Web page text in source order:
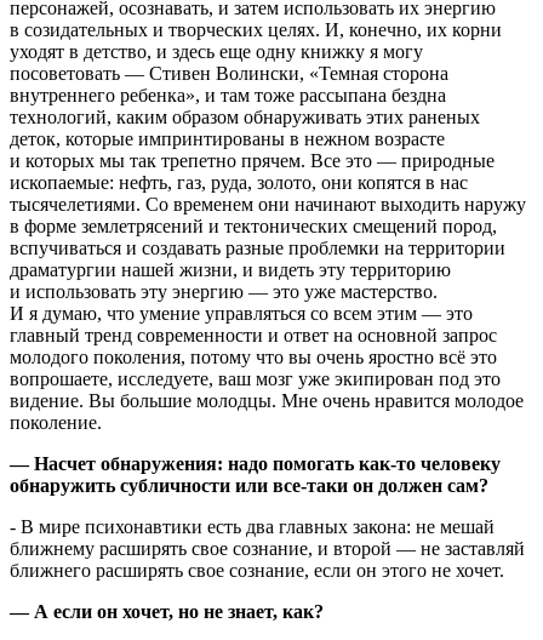
персонажей, осознавать, и затем использовать их энергию
в созидательных и творческих целях. И, конечно, их корни
уходят в детство, и здесь еще одну книжку я могу
посоветовать — Стивен Волински, «Темная сторона
внутреннего ребенка», и там тоже рассыпана бездна
технологий, каким образом обнаруживать этих раненых
деток, которые импринтированы в нежном возрасте
и которых мы так трепетно прячем. Все это — природные
ископаемые: нефть, газ, руда, золото, они копятся в нас
тысячелетиями. Со временем они начинают выходить наружу
в форме землетрясений и тектонических смещений пород,
вспучиваться и создавать разные проблемки на территории
драматургии нашей жизни, и видеть эту территорию
и использовать эту энергию — это уже мастерство.
И я думаю, что умение управляться со всем этим — это
главный тренд современности и ответ на основной запрос
молодого поколения, потому что вы очень яростно всё это
вопрошаете, исследуете, ваш мозг уже экипирован под это
видение. Вы большие молодцы. Мне очень нравится молодое
поколение.
— Насчет обнаружения: надо помогать как-то человеку
обнаружить субличности или все-таки он должен сам?
- В мире психонавтики есть два главных закона: не мешай
ближнему расширять свое сознание, и второй — не заставляй
ближнего расширять свое сознание, если он этого не хочет.
— А если он хочет, но не знает, как?